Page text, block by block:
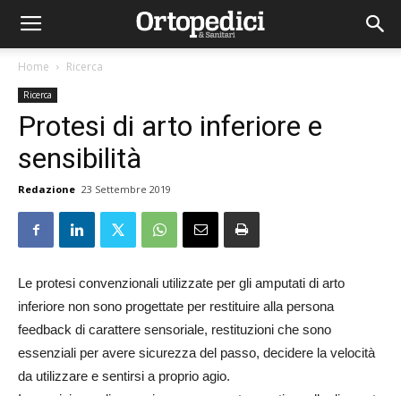
Home Ricerca
Ricerca
Protesi di arto inferiore e
sensibilità
Redazione 23 Settembre 2019
Le protesi convenzionali utilizzate per gli amputati di arto
inferiore non sono progettate per restituire alla persona
feedback di carattere sensoriale, restituzioni che sono
essenziali per avere sicurezza del passo, decidere la velocità
da utilizzare e sentirsi a proprio agio.